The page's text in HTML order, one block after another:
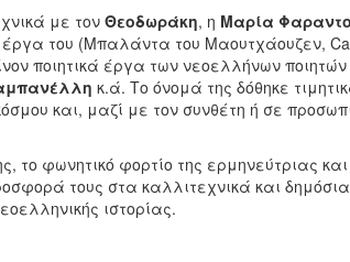
με τον Θεοδωράκη, η Μαρία
του (Μπαλάντα του Μαουτχάουζεν,
ποιητικά έργα των νεοελλήνων ποιητών
κ.ά. Το όνομά της δόθηκε
και, μαζί με τον συνθέτη ή σε
φωνητικό φορτίο της ερμηνεύτριας και
τους στα καλλιτεχνικά και
ιστορίας.